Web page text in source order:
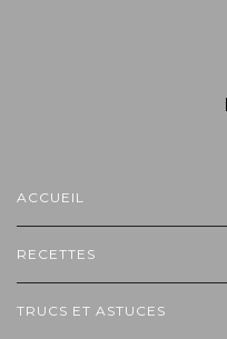
ACCUEIL
RECETTES
TRUCS ET ASTUCES